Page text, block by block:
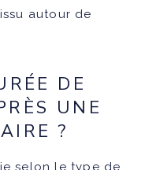
autour de
DE
UNE
?
selon le type de